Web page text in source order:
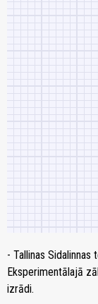
- Tallinas Sidalinnas
Eksperimentālajā
izrādi.